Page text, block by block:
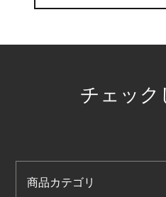
チェック
商品カテゴリ